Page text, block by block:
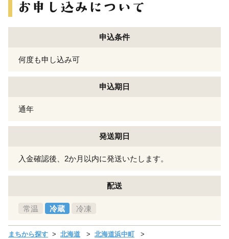
申込条件
何度も申し込み可
申込期日
通年
発送期日
入金確認後、2か月以内に発送いたします。
配送
常温 冷蔵 冷凍
まちから探す 北海道
北海道浜中町